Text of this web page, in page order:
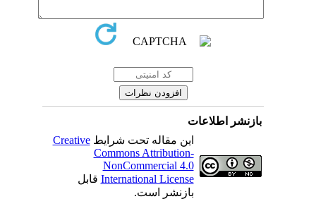
بازنشر اطلاعات
این مقاله تحت شرایطCreative
Commons Attribution-
NonCommercial 4.0
International Licenseقابل
بازنشر است.